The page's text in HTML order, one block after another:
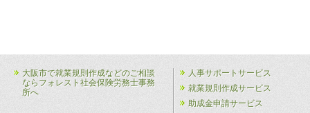
大阪市で就業規則作成などのご相談
ならフォレスト社会保険労務士事務
所へ
人事サポートサービス
就業規則作成サービス
助成金申請サービス